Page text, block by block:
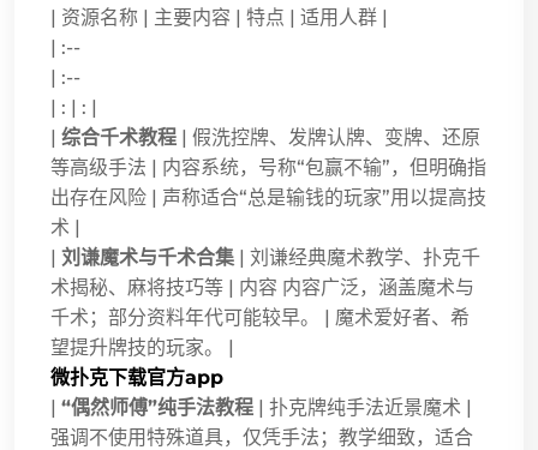
| 资源名称 | 主要内容 | 特点 | 适用人群 |
| :--
| :--
| : | : |
| 综合千术教程 | 假洗控牌、发牌认牌、变牌、还原
等高级手法 | 内容系统，号称“包赢不输”，但明确指
出存在风险 | 声称适合“总是输钱的玩家”用以提高技
术 |
| 刘谦魔术与千术合集 | 刘谦经典魔术教学、扑克千
术揭秘、麻将技巧等 | 内容 内容广泛，涵盖魔术与
千术；部分资料年代可能较早。 | 魔术爱好者、希
望提升牌技的玩家。 |
微扑克下载官方app
| “偶然师傅”纯手法教程 | 扑克牌纯手法近景魔术 |
强调不使用特殊道具，仅凭手法；教学细致，适合